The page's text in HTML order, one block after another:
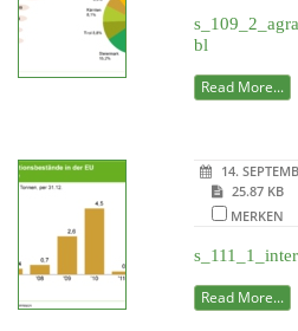
bl
Read More...
14.
25.87 KB
MERKEN
Read More...